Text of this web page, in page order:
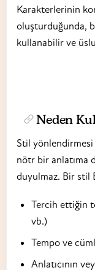
Karakterlerinin
oluşturduğunda,
kullanabilir ve
Neden
Stil yönlendirmesi
nötr bir anlatıma
duyulmaz. Bir stil
Tercih ettiğin
vb.)
Tempo ve
Anlatıcının